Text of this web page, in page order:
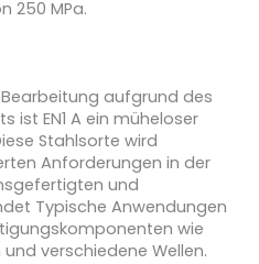
250 MPa.
aufgrund des
ist EN1 A ein müheloser
Stahlsorte wird
Anforderungen in der
und
Typische Anwendungen
wie
verschiedene Wellen.